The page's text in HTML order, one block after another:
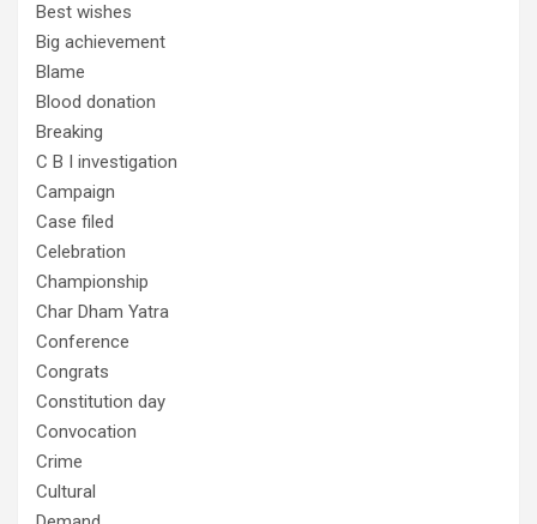
Best wishes
Big achievement
Blame
Blood donation
Breaking
C B I investigation
Campaign
Case filed
Celebration
Championship
Char Dham Yatra
Conference
Congrats
Constitution day
Convocation
Crime
Cultural